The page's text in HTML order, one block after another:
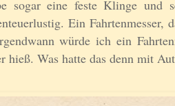
sogar eine feste Klinge
Ein Fahrtenmesser,
würde ich ein
hieß. Was hatte das denn mit